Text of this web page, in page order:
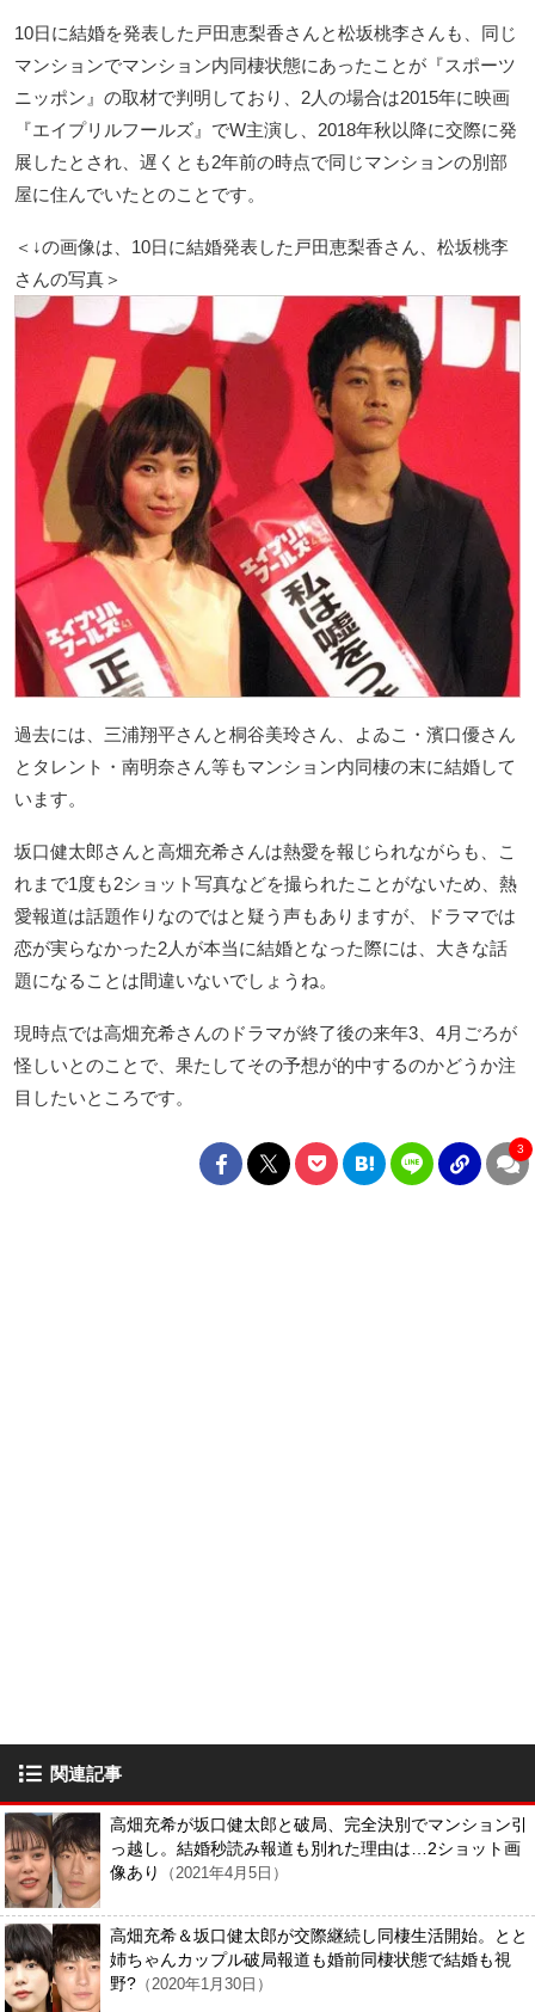
10日に結婚を発表した戸田恵梨香さんと松坂桃李さんも、同じ
マンションでマンション内同棲状態にあったことが『スポーツ
ニッポン』の取材で判明しており、2人の場合は2015年に映画
『エイプリルフールズ』でW主演し、2018年秋以降に交際に発
展したとされ、遅くとも2年前の時点で同じマンションの別部
屋に住んでいたとのことです。
＜↓の画像は、10日に結婚発表した戸田恵梨香さん、松坂桃李
さんの写真＞
過去には、三浦翔平さんと桐谷美玲さん、よゐこ・濱口優さん
とタレント・南明奈さん等もマンション内同棲の末に結婚して
います。
坂口健太郎さんと高畑充希さんは熱愛を報じられながらも、こ
れまで1度も2ショット写真などを撮られたことがないため、熱
愛報道は話題作りなのではと疑う声もありますが、ドラマでは
恋が実らなかった2人が本当に結婚となった際には、大きな話
題になることは間違いないでしょうね。
現時点では高畑充希さんのドラマが終了後の来年3、4月ごろが
怪しいとのことで、果たしてその予想が的中するのかどうか注
目したいところです。
3
関連記事
高畑充希が坂口健太郎と破局、完全決別でマンション引
っ越し。結婚秒読み報道も別れた理由は…2ショット画
像あり
（2021年4月5日）
高畑充希＆坂口健太郎が交際継続し同棲生活開始。とと
姉ちゃんカップル破局報道も婚前同棲状態で結婚も視
野? （2020年1月30日）